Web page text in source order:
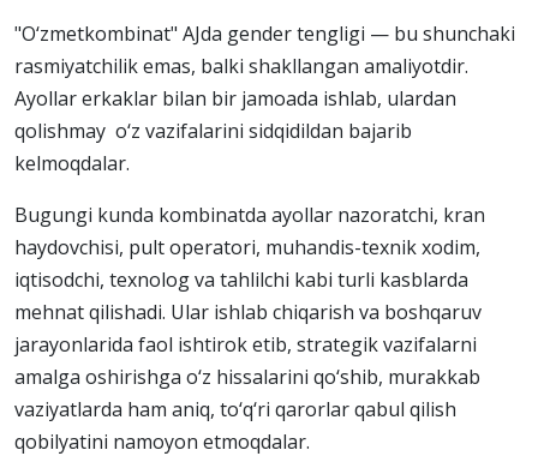
"O‘zmetkombinat" AJda gender tengligi — bu shunchaki
rasmiyatchilik emas, balki shakllangan amaliyotdir.
Ayollar erkaklar bilan bir jamoada ishlab, ulardan
qolishmay o‘z vazifalarini sidqidildan bajarib
kelmoqdalar.
Bugungi kunda kombinatda ayollar nazoratchi, kran
haydovchisi, pult operatori, muhandis-texnik xodim,
iqtisodchi, texnolog va tahlilchi kabi turli kasblarda
mehnat qilishadi. Ular ishlab chiqarish va boshqaruv
jarayonlarida faol ishtirok etib, strategik vazifalarni
amalga oshirishga o‘z hissalarini qo‘shib, murakkab
vaziyatlarda ham aniq, to‘q‘ri qarorlar qabul qilish
qobilyatini namoyon etmoqdalar.